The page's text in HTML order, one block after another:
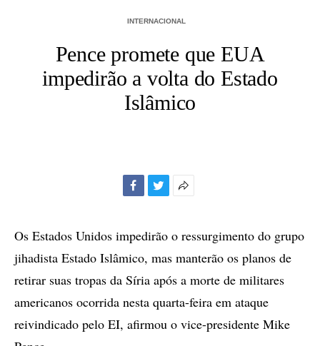
INTERNACIONAL
Pence promete que EUA
impedirão a volta do Estado
Islâmico
compartilhamento
Os Estados Unidos impedirão o ressurgimento do grupo
jihadista Estado Islâmico, mas manterão os planos de
retirar suas tropas da Síria após a morte de militares
americanos ocorrida nesta quarta-feira em ataque
reivindicado pelo EI, afirmou o vice-presidente Mike